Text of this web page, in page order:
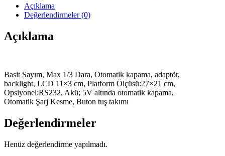
Açıklama
Değerlendirmeler (0)
Açıklama
Basit Sayım, Max 1/3 Dara, Otomatik kapama, adaptör,
backlight, LCD 11×3 cm, Platform Ölçüsü:27×21 cm,
Opsiyonel:RS232, Akü; 5V altında otomatik kapama,
Otomatik Şarj Kesme, Buton tuş takımı
Değerlendirmeler
Henüz değerlendirme yapılmadı.